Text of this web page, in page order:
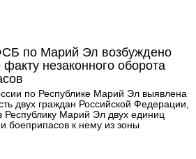
по Марий Эл возбуждено
незаконного оборота
по Республике Марий Эл выявлена
двух граждан Российской Федерации,
Республику Марий Эл двух единиц
боеприпасов к нему из зоны